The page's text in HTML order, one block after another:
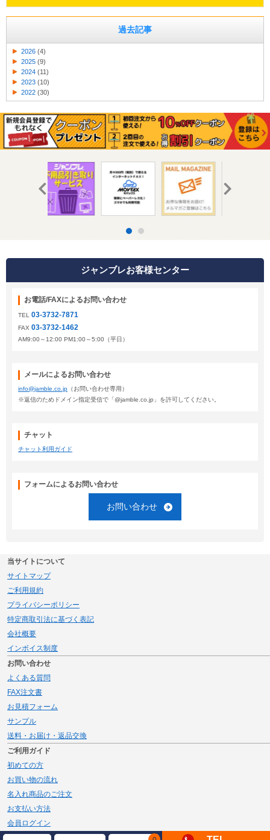
過去記事
2026 (4)
2025 (9)
2024 (11)
2023 (10)
2022 (30)
ジャンブレお客様センター
お電話/FAXによるお問い合わせ
TEL 03-3732-7871
FAX 03-3732-1462
AM9:00～12:00 PM1:00～5:00（平日）
メールによるお問い合わせ
info@jamble.co.jp （お問い合わせ専用）
※返信のためドメイン指定受信で「@jamble.co.jp」を許可してください。
チャット
チャット利用ガイド
フォームによるお問い合わせ
お問い合わせ
当サイトについて
サイトマップ
ご利用規約
プライバシーポリシー
特定商取引法に基づく表記
会社概要
インボイス制度
お問い合わせ
よくある質問
FAX注文書
お見積フォーム
サンプル
送料・お届け・返品交換
ご利用ガイド
初めての方
お買い物の流れ
名入れ商品のご注文
お支払い方法
会員ログイン
メルマガ登録